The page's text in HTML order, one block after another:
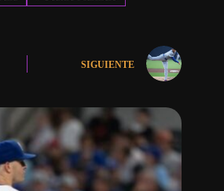
SIGUIENTE